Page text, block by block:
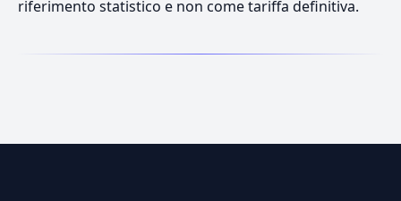
riferimento statistico e non come tariffa definitiva.